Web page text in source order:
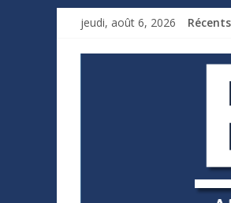
jeudi, août 6, 2026